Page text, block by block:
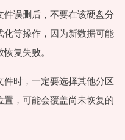
误删后，不要在该硬盘分
等操作，因为新数据可能
复失败。
时，一定要选择其他分区
，可能会覆盖尚未恢复的